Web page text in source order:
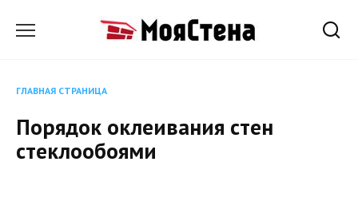
ГЛАВНАЯ СТРАНИЦА
Порядок оклеивания стен
стеклообоями